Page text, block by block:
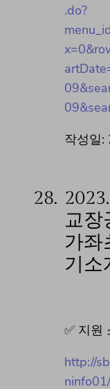
.do?
작성일
28.
교장
가좌
기소
✅ 지원
http://